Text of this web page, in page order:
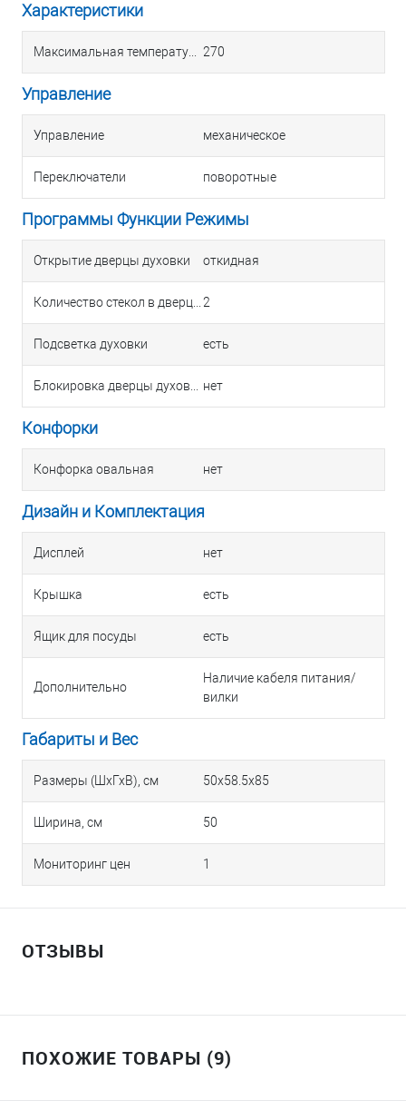
Характеристики
Максимальная температура духовки, С 270
Управление
Управление механическое
Переключатели поворотные
Программы Функции Режимы
Открытие дверцы духовки откидная
Количество стекол в дверце духовки2
Подсветка духовки есть
Блокировка дверцы духовки нет
Конфорки
Конфорка овальная нет
Дизайн и Комплектация
Дисплей нет
Крышка есть
Ящик для посуды есть
Дополнительно
Наличие кабеля питания/
вилки
Габариты и Вес
Размеры (ШхГхВ), см 50x58.5x85
Ширина, см 50
Мониторинг цен 1
ОТЗЫВЫ
ПОХОЖИЕ ТОВАРЫ (9)